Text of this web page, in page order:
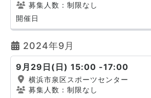
募集人数：制限なし
開催日
2024年9月
9月29日(日) 15:00 -17:00
横浜市泉区スポーツセンター
募集人数：制限なし